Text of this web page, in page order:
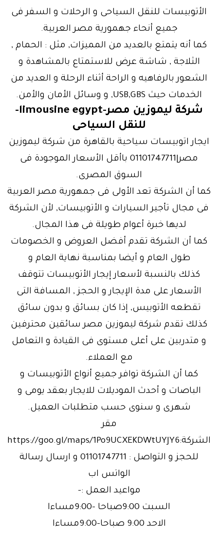
الأتوبيسات للنقل السياحى و الرحلات و السفر فى
جميع أنحاء جهمورية مصر العربية.
كما أنه يتمتع بالعديد من المميزات, مثل : الحمام ,
الثلاجة , شاشة عرض للاستمتاع بالمشاهدة و
الشعور بالرفاهيه و الراحة أثناء الرحلة و العديد من
الخدمات حيث USB,GBS, و وسائل الأمان والأمن.
شركة ليموزين مصر-limousine egypt-
للنقل السياحى
ايجار اتوبيسات سياحية بالقاهرة من شركة ليموزين
مصر|01101747711 باأقل الأسعار الموجودة فى
السوق المصرى.
كما أن الشركة تعد الأولى فى جمهورية مصر العربية
فى مجال تأجير السيارات و الأتوبيسات, لأن الشركة
لديها خبرة أعوام طويلة فى هذا المجال.
كما أن الشركة تقدم أفضل العروض و الخصومات
طول العام و أيضا بمناسبة نهاية العام و
كذلك بالنسبة لأسعار إيجار الأتوبيسات تتوقف
الأسعار على مدة الإيجار و الحجز , المسافة التى
تقطعه الأتوبيس, إذا كان بسائق و بدون سائق
كذلك تقدم شركة ليموزين مصر سائقين محترفين
و متدربين على أعلى مستوى فى القيادة و التعامل
مع العملاء.
كما أن الشركة توافر جميع أنواع الأتوبيسات و
الباصات و أحدث الموديلات للايجار بعقد يومى و
شهرى و سنوى حسب متطلبات العميل.
مقر
الشركة:https://goo.gl/maps/1Po9UCXEKDWtUYJY6
للحجز و التواصل : 01101747711 و ارسال رسالة
الواتس اب
مواعيد العمل :-
السبت 9:00صباحا -9:00مساءا
الاحد 9:00 صباحا-9:00مساءا